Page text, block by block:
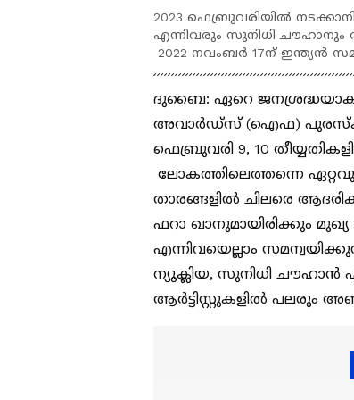
2023 ഫെബ്രുവരിയില്‍
എന്നിവരും സുനിധി ചൗഹാനും
2022 നവംബര്‍ 17ന് ഇന്ത്യന്‍
ദുബൈ: ഏറെ
അവാര്‍ഡ്സ് (ഐഫ)
ഫെബ്രുവരി 9, 10
ലോകത്തിലെത്തന്നെ ഏറ്റവും
താരങ്ങളില്‍ ചിലരെ
ഫറാ ഖാനുമായിരിക്കും
എന്നിവയെല്ലാം
ന്യൂക്ലിയ, സുനിധി ചൗഹാന്‍
ആര്‍ട്ടിസ്റ്റുകളില്‍ പലരും